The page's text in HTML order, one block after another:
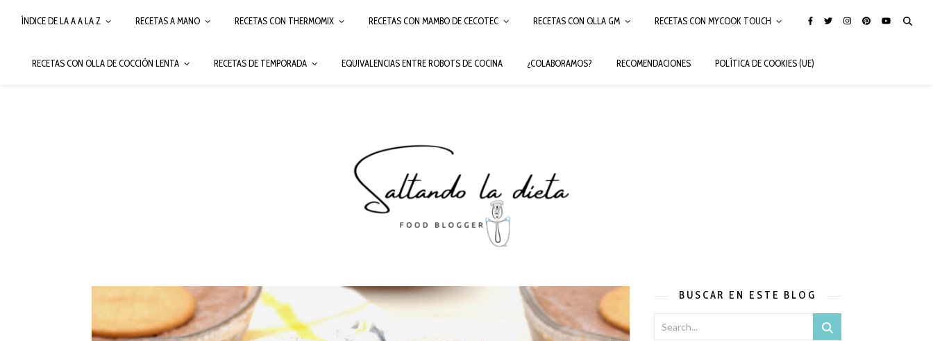
ÍNDICE DE LA A A LA Z RECETAS A MANO RECETAS CON THERMOMIX RECETAS CON MAMBO DE CECOTEC RECETAS CON OLLA GM RECETAS CON MYCOOK TOUCH
RECETAS CON OLLA DE COCCIÓN LENTA RECETAS DE TEMPORADA EQUIVALENCIAS ENTRE ROBOTS DE COCINA ¿COLABORAMOS? RECOMENDACIONES POLÍTICA DE COOKIES (UE)
Blog de recetas de cocina paso a paso. Recetas a mano, recetas con Thermomix y Mambo de Cecotec.
BUSCAR EN ESTE BLOG